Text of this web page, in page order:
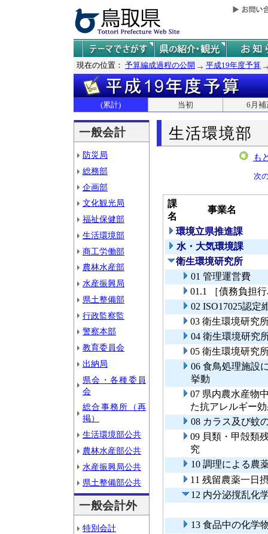
現在の位置： 予算編成過程の公開 平成19年度予算
(累計) 当初 6月補
一般会計
防災局
総務部
企画部
文化観光局
福祉保健部
生活環境部
商工労働部
農林水産部
水産振興局
県土整備部
行政監察監
警察本部
教育委員会
出納局
県会・各種委員
会
総合事務所（再
掲）
生活環境部公共
農林水産部公共
水産振興局公共
県土整備部公共
一般会計外
特別会計
生活環境部
も
次
課
名
事業名
環境立県推進課
水・大気環境課
衛生環境研究所
01 管理運営費
01.1 ［債務負担
02 ISO17025認定
03 衛生環境研究
04 衛生環境研究
05 衛生環境研究
06 食鳥処理施設
挙動
07 県内農水産物
た抗アレルギー
08 カラス及び蚊
09 貝類・甲殻類
究
10 調理による農
11 残留農薬一日
12 内分泌撹乱化
13 食品中の化学